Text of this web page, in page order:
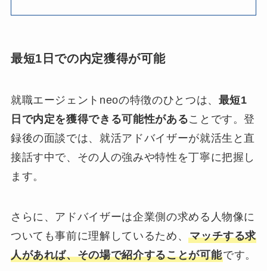
最短1日での内定獲得が可能
就職エージェントneoの特徴のひとつは、 最短1
日で内定を獲得できる可能性があることです。登
録後の面談では、就活アドバイザーが就活生と直
接話す中で、その人の強みや特性を丁寧に把握し
ます。
さらに、アドバイザーは企業側の求める人物像に
ついても事前に理解しているため、マッチする求
人があれば、その場で紹介することが可能です。